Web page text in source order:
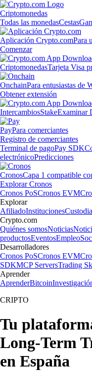
Criptomonedas
Todas las monedasCestas
Aplicación Crypto.comPara
Comenzar
CriptomonedasTarjeta Visa
OnchainPara entusiastas de
Obtener extensión
IntercambiosStakeExaminar
PayPara comerciantes
Registro de comerciantes
Terminal de pagoPay SDK
electrónicoPredicciones
CronosCapa 1 compatible
Explorar Cronos
Cronos PoSCronos EVM
Explorar
AfiliadoInstitucionesCustodia
Crypto.com
Quiénes somosNoticias
productosEventosEmpleo
Desarrolladores
Cronos PoSCronos EVM
SDKMCP ServersTrading
Aprender
AprenderBitcoin
CRIPTO
Tu
Long-Term
en España